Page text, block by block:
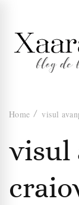
Home visul
visul